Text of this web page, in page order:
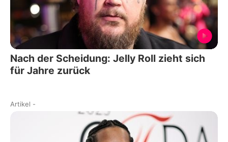
Nach der Scheidung: Jelly Roll zieht sich
für Jahre zurück
Artikel -